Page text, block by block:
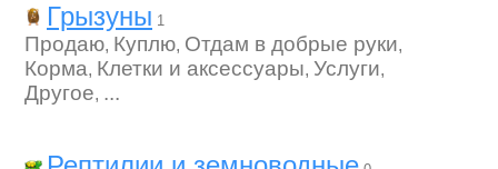
Грызуны 1
Продаю, Куплю, Отдам в добрые руки,
Корма, Клетки и аксессуары, Услуги,
Другое, ...